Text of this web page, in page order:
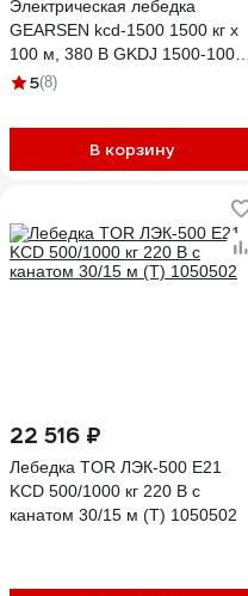
Электрическая лебедка
GEARSEN kcd-1500 1500 кг х
100 м, 380 В GKDJ 1500-100-
380
5(8)
В корзину
22 516 ₽
Лебедка TOR ЛЭК-500 E21
KCD 500/1000 кг 220 В с
канатом 30/15 м (T) 1050502